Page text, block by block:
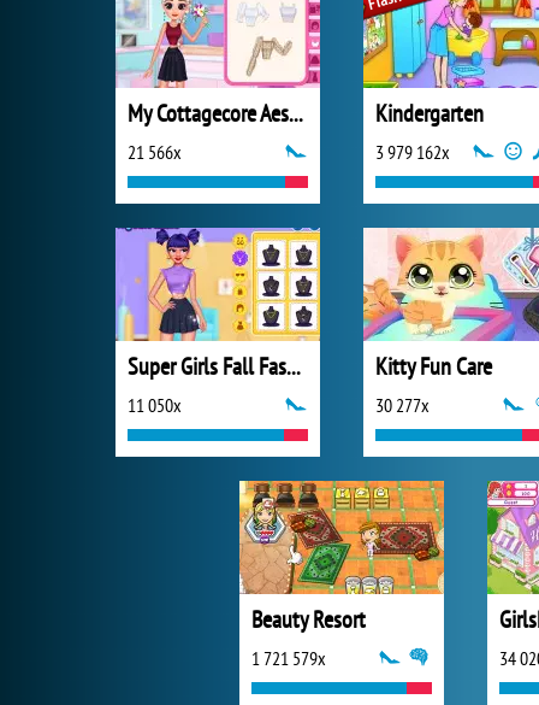
My Cottagecore Aesthetic Look
21 566x
Kindergarten
3 979 162x
Super Girls Fall Fashion Trends
11 050x
Kitty Fun Care
30 277x
Beauty Resort
1 721 579x 34